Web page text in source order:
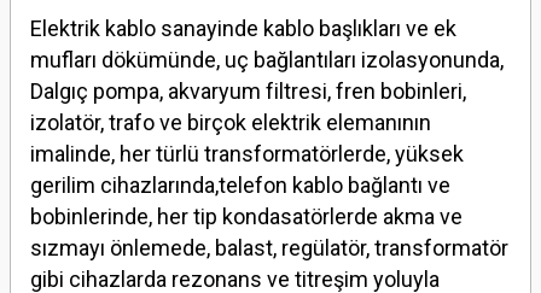
Elektrik kablo sanayinde kablo başlıkları ve ek
mufları dökümünde, uç bağlantıları izolasyonunda,
Dalgıç pompa, akvaryum filtresi, fren bobinleri,
izolatör, trafo ve birçok elektrik elemanının
imalinde, her türlü transformatörlerde, yüksek
gerilim cihazlarında,telefon kablo bağlantı ve
bobinlerinde, her tip kondasatörlerde akma ve
sızmayı önlemede, balast, regülatör, transformatör
gibi cihazlarda rezonans ve titreşim yoluyla